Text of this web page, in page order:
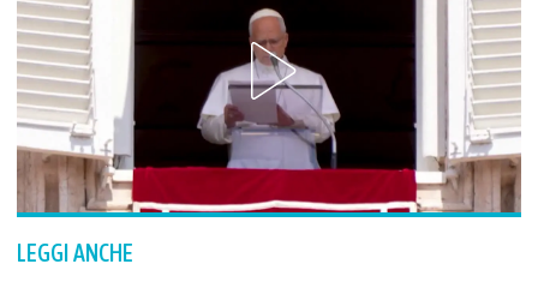
LEGGI ANCHE